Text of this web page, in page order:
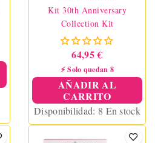
Kit 30th Anniversary
Collection Kit
64,95 €
⚡ Solo quedan 8
AÑADIR AL
CARRITO
Disponibilidad: 8 En stock